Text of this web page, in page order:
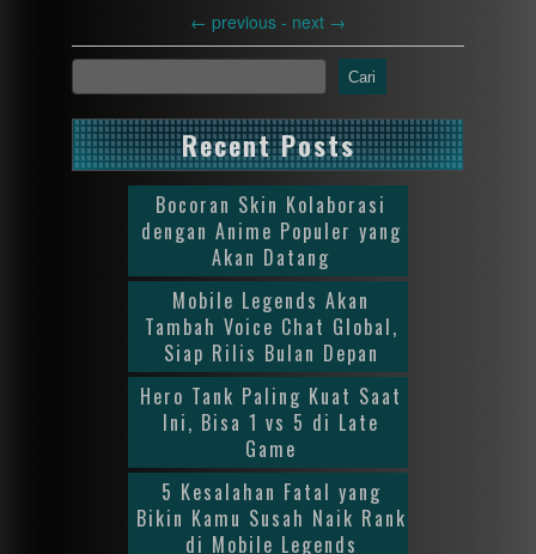
← previous - next →
Cari
Recent Posts
Bocoran Skin Kolaborasi
dengan Anime Populer yang
Akan Datang
Mobile Legends Akan
Tambah Voice Chat Global,
Siap Rilis Bulan Depan
Hero Tank Paling Kuat Saat
Ini, Bisa 1 vs 5 di Late
Game
5 Kesalahan Fatal yang
Bikin Kamu Susah Naik Rank
di Mobile Legends